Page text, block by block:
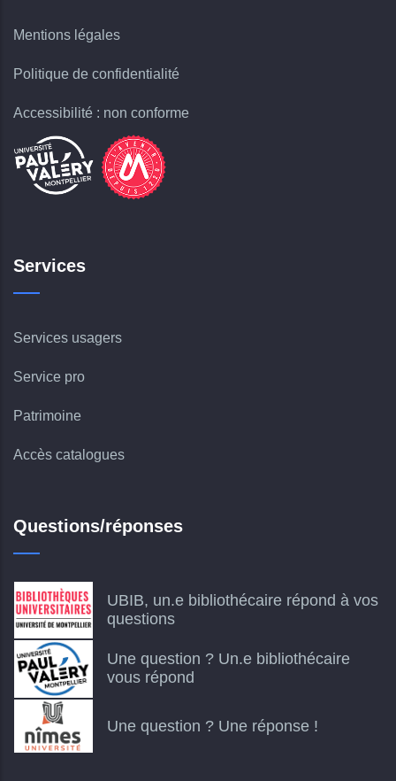
Mentions légales
Politique de confidentialité
Accessibilité : non conforme
Services
Services usagers
Service pro
Patrimoine
Accès catalogues
Questions/réponses
UBIB, un.e bibliothécaire répond à vos
questions
Une question ? Un.e bibliothécaire
vous répond
Une question ? Une réponse !